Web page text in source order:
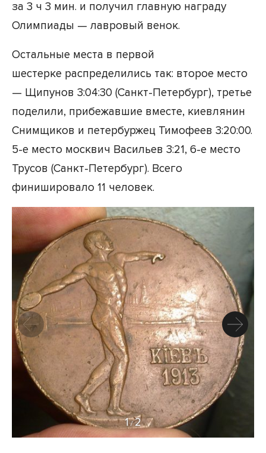
за 3 ч 3 мин. и получил главную награду
Олимпиады — лавровый венок.
Остальные места в первой
шестерке распределились так: второе место
— Щипунов 3:04:30 (Санкт-Петербург), третье
поделили, прибежавшие вместе, киевлянин
Снимщиков и петербуржец Тимофеев 3:20:00.
5-е место москвич Васильев 3:21, 6-е место
Трусов (Санкт-Петербург). Всего
финишировало 11 человек.
1/2